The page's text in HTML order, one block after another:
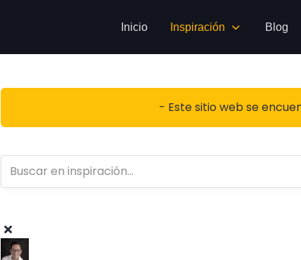
Inicio Inspiración Blog
- Este sitio web se